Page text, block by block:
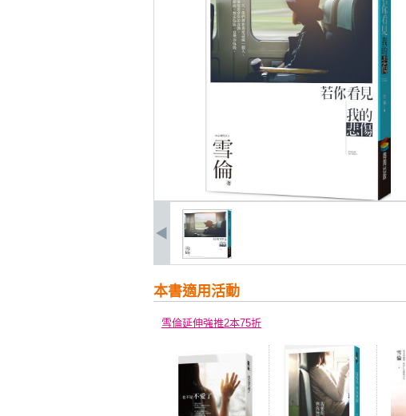
本書適用活動
雪倫延伸強推2本75折